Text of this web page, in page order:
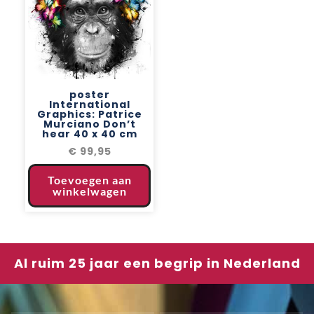
poster
International
Graphics: Patrice
Murciano Don’t
hear 40 x 40 cm
€ 99,95
Toevoegen aan
winkelwagen
Al ruim 25 jaar een begrip in Nederland